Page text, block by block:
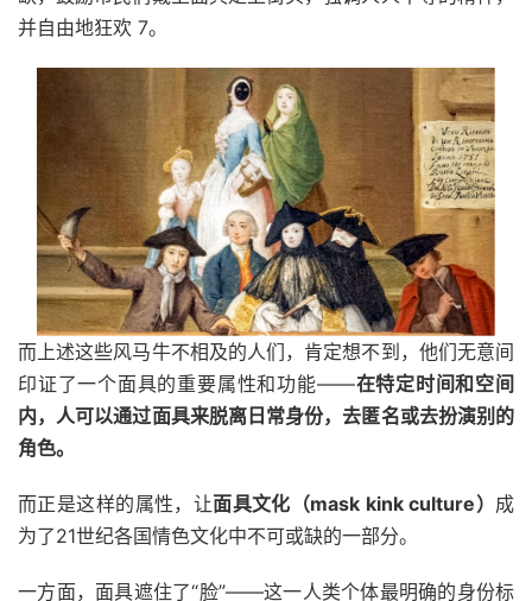
并自由地狂欢 7。
而上述这些风马牛不相及的人们，肯定想不到，他们无意间
印证了一个面具的重要属性和功能——在特定时间和空间
内，人可以通过面具来脱离日常身份，去匿名或去扮演别的
角色。
而正是这样的属性，让面具文化（mask kink culture） 成
为了21世纪各国情色文化中不可或缺的一部分。
一方面，面具遮住了“脸”——这一人类个体最明确的身份标